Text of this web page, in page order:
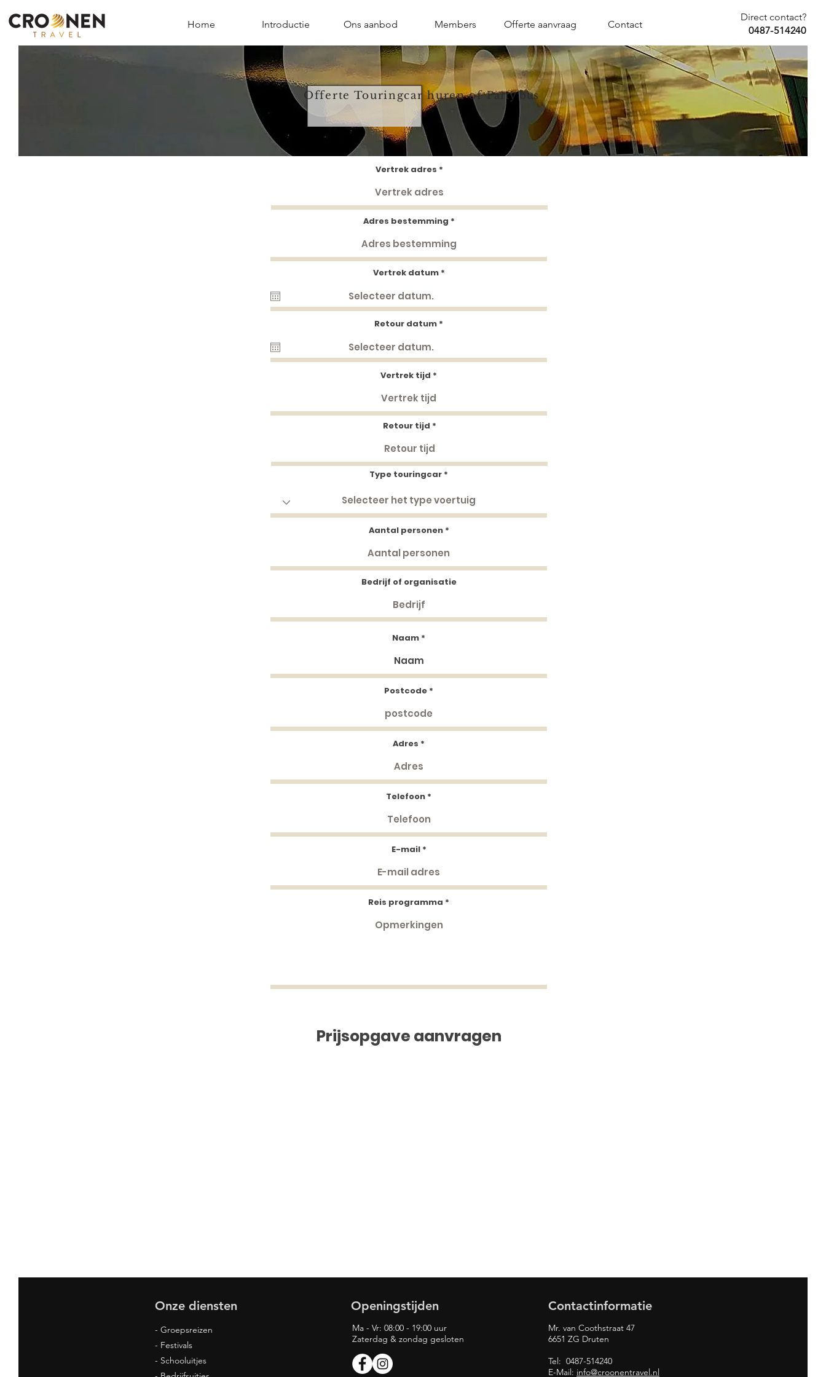
Home Introductie Ons aanbod Members Offerte aanvraag Contact
Direct contact?
0487-514240
Offerte Touringcar huren ofParty bus
Vertrek adres
Adres bestemming
Vertrek datum *r
i
r
Retour datum *
i
r
Vertrek tijd
Retour tijd
Type touringcar
Aantal personen
Bedrijf of organisatie
Naam
Postcode
Adres
Telefoon
E-mail
Reis programma
Prijsopgave aanvragen
Onze diensten
- Groepsreizen
- Festivals
- Schooluitjes
Openingstijden
Ma - Vr: 08:00 - 19:00 uur
Zaterdag & zondag gesloten
Contactinformatie
Mr. van Coothstraat 47
6651 ZG Druten
Tel: 0487-514240
E-Mail: info@croonentravel.nl